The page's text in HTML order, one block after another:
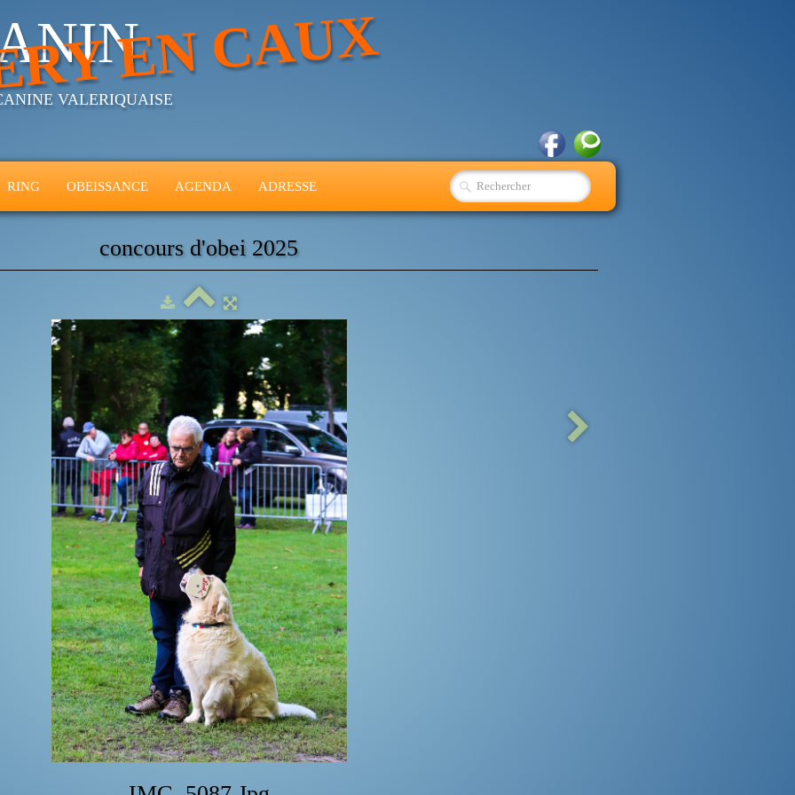
EN CAUX
VALERIQUAISE
RING OBEISSANCE AGENDA ADRESSE
concours d'obei 2025